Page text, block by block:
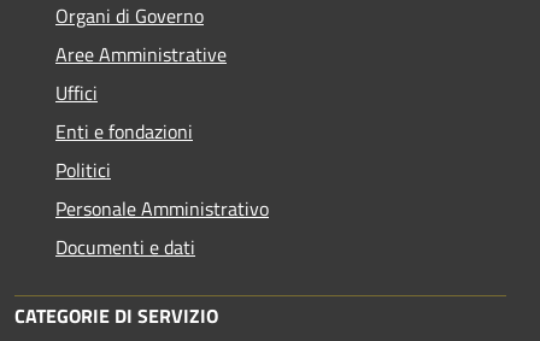
Organi di Governo
Aree Amministrative
Uffici
Enti e fondazioni
Politici
Personale Amministrativo
Documenti e dati
CATEGORIE DI SERVIZIO